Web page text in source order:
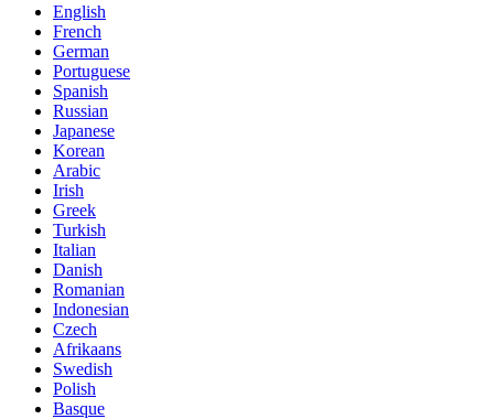
English
French
German
Portuguese
Spanish
Russian
Japanese
Korean
Arabic
Irish
Greek
Turkish
Italian
Danish
Romanian
Indonesian
Czech
Afrikaans
Swedish
Polish
Basque